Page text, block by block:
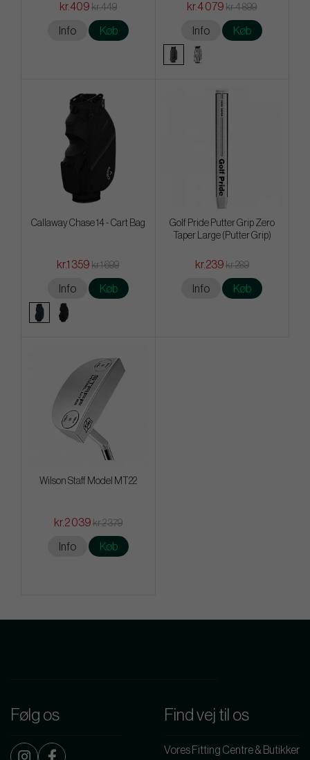
kr.409 kr.449
Info Køb
kr.4 079 kr.4 899
Info Køb
Callaway Chase 14 - Cart Bag
kr.1 359 kr.1 699
Info Køb
Golf Pride Putter Grip Zero
Taper Large (Putter Grip)
kr.239 kr.289
Info Køb
Wilson Staff Model MT22
kr.2 039 kr.2 379
Info Køb
Følg os Find vej til os
Vores Fitting Centre & Butikker